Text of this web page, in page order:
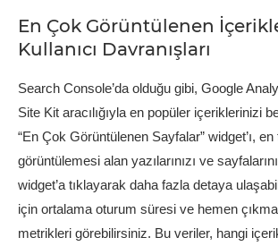
En Çok Görüntülenen
Kullanıcı Davranışları
Search Console’da olduğu gibi, Google
Site Kit aracılığıyla en popüler içeriklerinizi
“En Çok Görüntülenen Sayfalar” widget’ı,
görüntülemesi alan yazılarınızı ve
widget’a tıklayarak daha fazla detaya
için ortalama oturum süresi ve hemen çıkma
metrikleri görebilirsiniz. Bu veriler, hangi